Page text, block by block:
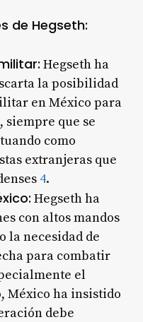
de Hegseth:
Hegseth ha
la posibilidad
en México para
siempre que se
como
extranjeras que
4.
Hegseth ha
con altos mandos
la necesidad de
para combatir
el
México ha insistido
debe